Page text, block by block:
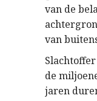
van de
van
de
jaren